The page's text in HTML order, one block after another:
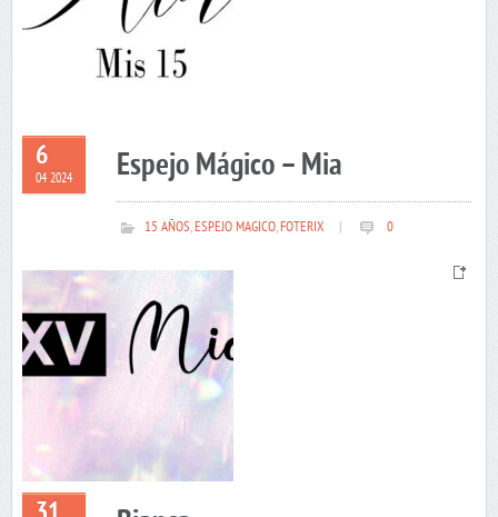
6
04 2024 Espejo Mágico – Mia
15 AÑOS,ESPEJO MAGICO,FOTERIX 0